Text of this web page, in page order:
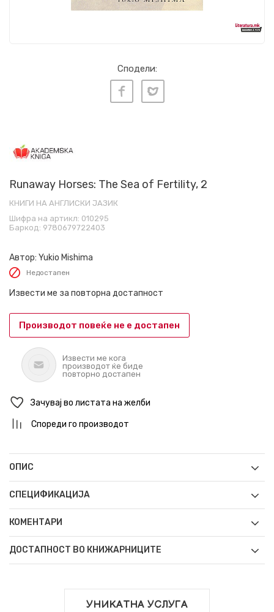
Сподели:
Runaway Horses: The Sea of Fertility, 2
КНИГИ НА АНГЛИСКИ ЈАЗИК
Шифра на артикл: 010295
Баркод: 9780679722403
Автор: Yukio Mishima
Недостапен
Извести ме за повторна достапност
Производот повеќе не е достапен
Извести ме кога
производот ќе биде
повторно достапен
Зачувај во листата на желби
Спореди го производот
ОПИС
СПЕЦИФИКАЦИЈА
КОМЕНТАРИ
ДОСТАПНОСТ ВО КНИЖАРНИЦИТЕ
УНИКАТНА УСЛУГА